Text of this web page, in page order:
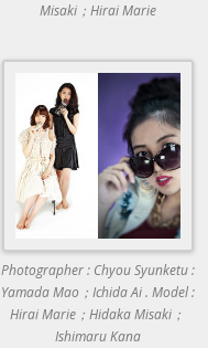
Misaki；Hirai Marie
Photographer : Chyou Syunketu :
Yamada Mao；Ichida Ai . Model :
Hirai Marie；Hidaka Misaki；
Ishimaru Kana